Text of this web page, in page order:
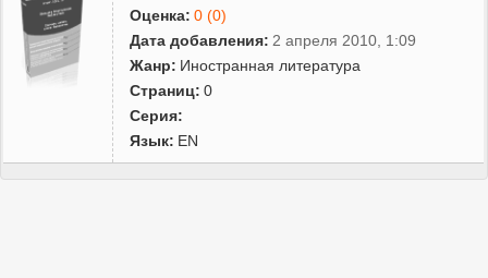
Оценка: 0 (0)
Дата добавления: 2 апреля 2010, 1:09
Жанр: Иностранная литература
Страниц: 0
Серия:
Язык: EN